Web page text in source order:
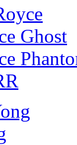
Ghost